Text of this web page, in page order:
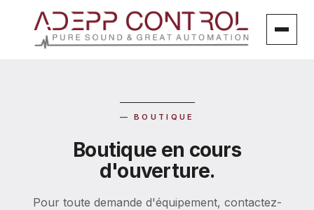
contenu
— BOUTIQUE
Boutique en cours
d'ouverture.
Pour toute demande d'équipement, contactez-